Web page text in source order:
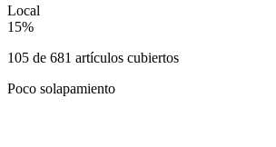
Local
15%
105 de 681 artículos cubiertos
Poco solapamiento